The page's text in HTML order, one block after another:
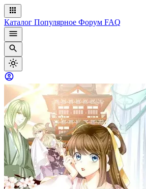
Каталог Популярное Форум FAQ